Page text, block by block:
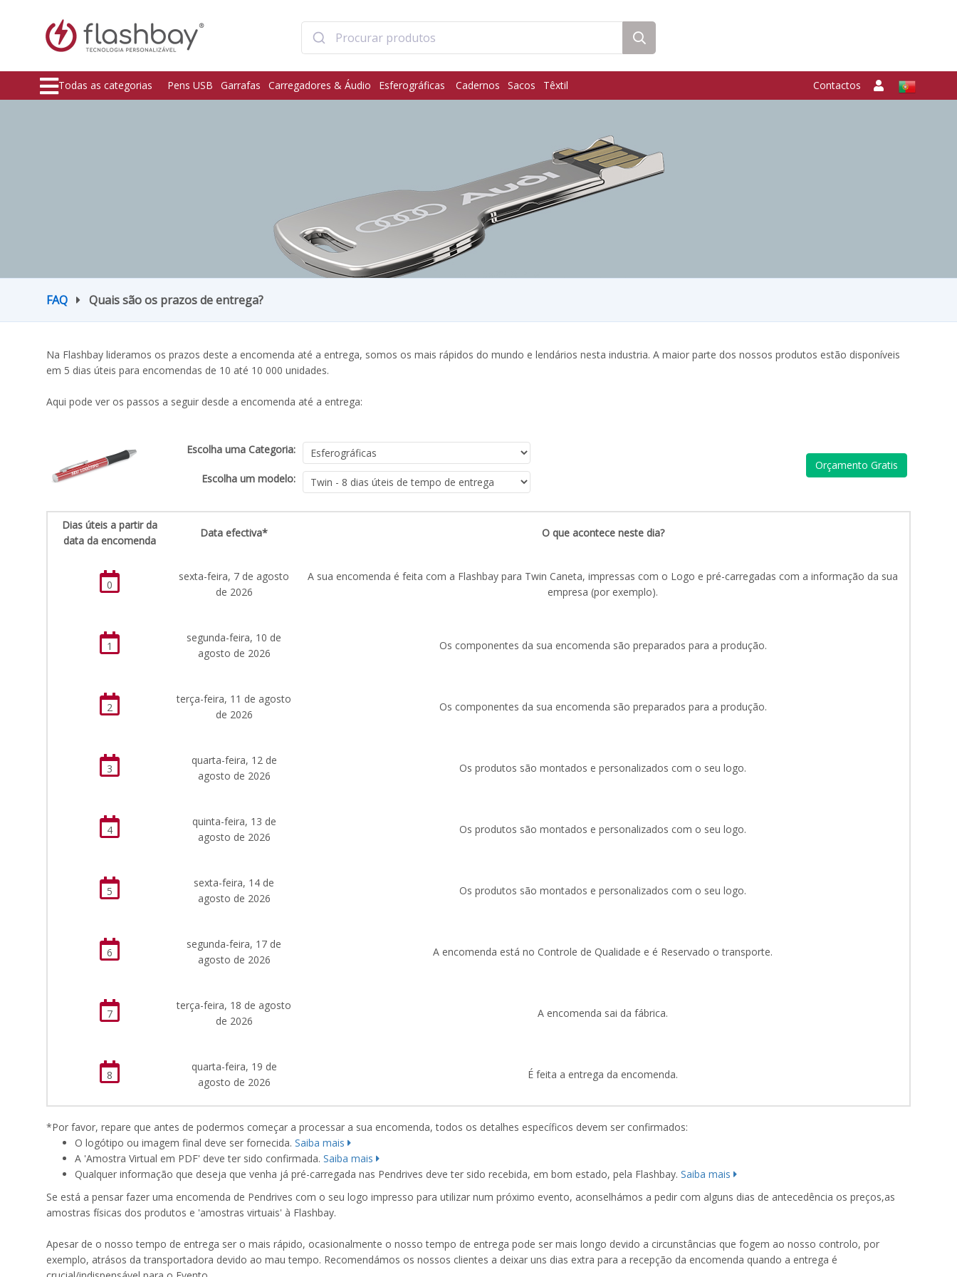
Todas as categorias Pens USB Garrafas Carregadores & Áudio Esferográficas Cadernos Sacos Têxtil Contactos
FAQ Quais são os prazos de entrega?
Na Flashbay lideramos os prazos deste a encomenda até a entrega, somos os mais rápidos do mundo e lendários nesta industria. A maior parte dos nossos produtos estão disponíveis
em 5 dias úteis para encomendas de 10 até 10 000 unidades.
Aqui pode ver os passos a seguir desde a encomenda até a entrega:
Escolha uma Categoria:
Escolha um modelo:
Orçamento Gratis
Dias úteis a partir da
data da encomenda
Data efectiva* O que acontece neste dia?
0
sexta-feira, 7 de agosto
de 2026
A sua encomenda é feita com a Flashbay para Twin Caneta, impressas com o Logo e pré-carregadas com a informação da sua
empresa (por exemplo).
1
segunda-feira, 10 de
agosto de 2026
Os componentes da sua encomenda são preparados para a produção.
2
terça-feira, 11 de agosto
de 2026
Os componentes da sua encomenda são preparados para a produção.
3
quarta-feira, 12 de
agosto de 2026
Os produtos são montados e personalizados com o seu logo.
4
quinta-feira, 13 de
agosto de 2026
Os produtos são montados e personalizados com o seu logo.
5
sexta-feira, 14 de
agosto de 2026
Os produtos são montados e personalizados com o seu logo.
6
segunda-feira, 17 de
agosto de 2026
A encomenda está no Controle de Qualidade e é Reservado o transporte.
7
terça-feira, 18 de agosto
de 2026
A encomenda sai da fábrica.
8
quarta-feira, 19 de
agosto de 2026
É feita a entrega da encomenda.
*Por favor, repare que antes de podermos começar a processar a sua encomenda, todos os detalhes específicos devem ser confirmados:
O logótipo ou imagem final deve ser fornecida. Saiba mais
A 'Amostra Virtual em PDF' deve ter sido confirmada. Saiba mais
Qualquer informação que deseja que venha já pré-carregada nas Pendrives deve ter sido recebida, em bom estado, pela Flashbay. Saiba mais
Se está a pensar fazer uma encomenda de Pendrives com o seu logo impresso para utilizar num próximo evento, aconselhámos a pedir com alguns dias de antecedência os preços,as
amostras físicas dos produtos e 'amostras virtuais' à Flashbay.
Apesar de o nosso tempo de entrega ser o mais rápido, ocasionalmente o nosso tempo de entrega pode ser mais longo devido a circunstâncias que fogem ao nosso controlo, por
exemplo, atrásos da transportadora devido ao mau tempo. Recomendámos os nossos clientes a deixar uns dias extra para a recepção da encomenda quando a entrega é